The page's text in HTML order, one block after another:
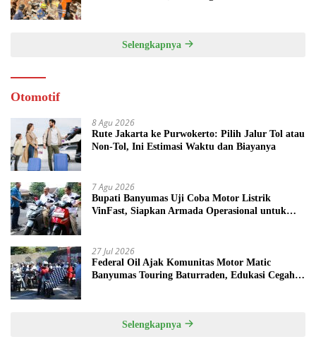
Selengkapnya
Otomotif
8 Agu 2026
Rute Jakarta ke Purwokerto: Pilih Jalur Tol atau
Non-Tol, Ini Estimasi Waktu dan Biayanya
7 Agu 2026
Bupati Banyumas Uji Coba Motor Listrik
VinFast, Siapkan Armada Operasional untuk
27 Jul 2026
Federal Oil Ajak Komunitas Motor Matic
Banyumas Touring Baturraden, Edukasi Cegah
Selengkapnya